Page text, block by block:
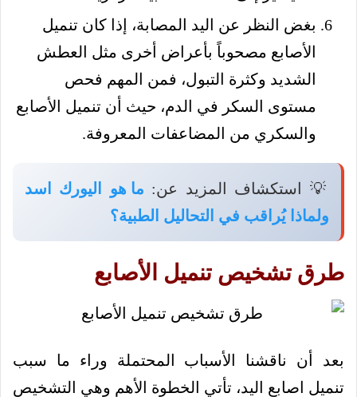
بغض النظر عن اليد المصابة، إذا كان تنميل
الأصابع مصحوباً بأعراض أخرى مثل العطش
الشديد وكثرة التبول، فمن المهم فحص
مستوى السكر في الدم، حيث أن تنميل الأصابع
والسكري من المضاعفات المعروفة.
💡 استكشاف المزيد عن: ما هو اليورك اسد
ولماذا يُراقب في التحاليل الطبية؟
طرق تشخيص تنميل الأصابع
بعد أن ناقشنا الأسباب المحتملة وراء ما سبب
تنميل اصابع اليد، تأتي الخطوة الأهم وهي التشخيص